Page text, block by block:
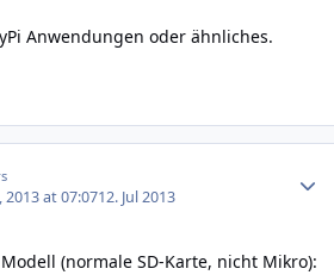
Anwendungen oder ähnliches.
2013 at 07:0712. Jul 2013
(normale SD-Karte, nicht Mikro):